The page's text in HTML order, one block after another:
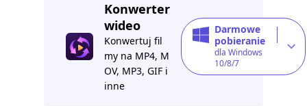
Konwerter
wideo
Konwertuj fil
my na MP4, M
OV, MP3, GIF i
inne
Darmowe
pobieranie
dla Windows
10/8/7